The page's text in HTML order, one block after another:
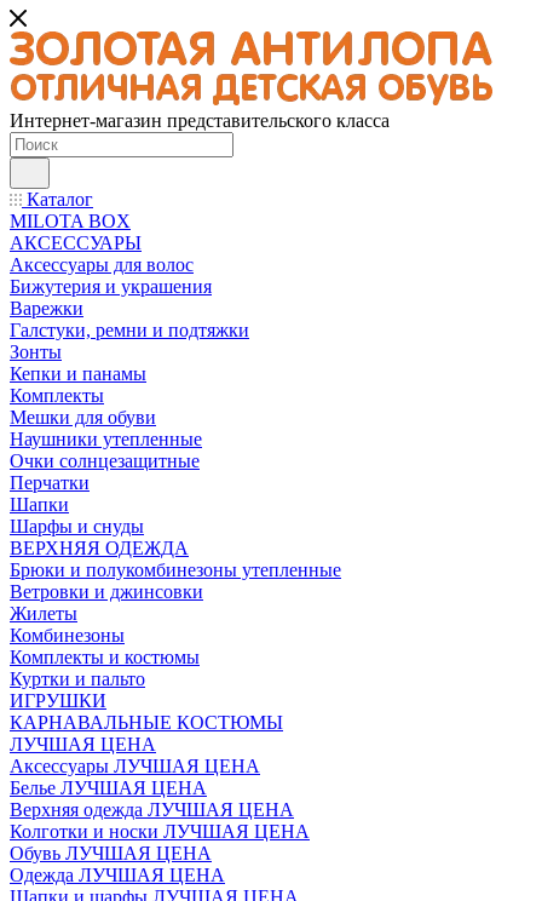
Интернет-магазин представительского класса
Каталог
MILOTA BOX
АКСЕССУАРЫ
Аксессуары для волос
Бижутерия и украшения
Варежки
Галстуки, ремни и подтяжки
Зонты
Кепки и панамы
Комплекты
Мешки для обуви
Наушники утепленные
Очки солнцезащитные
Перчатки
Шапки
Шарфы и снуды
ВЕРХНЯЯ ОДЕЖДА
Брюки и полукомбинезоны утепленные
Ветровки и джинсовки
Жилеты
Комбинезоны
Комплекты и костюмы
Куртки и пальто
ИГРУШКИ
КАРНАВАЛЬНЫЕ КОСТЮМЫ
ЛУЧШАЯ ЦЕНА
Аксессуары ЛУЧШАЯ ЦЕНА
Белье ЛУЧШАЯ ЦЕНА
Верхняя одежда ЛУЧШАЯ ЦЕНА
Колготки и носки ЛУЧШАЯ ЦЕНА
Обувь ЛУЧШАЯ ЦЕНА
Одежда ЛУЧШАЯ ЦЕНА
Шапки и шарфы ЛУЧШАЯ ЦЕНА